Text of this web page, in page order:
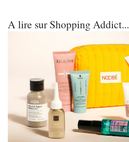
A lire sur Shopping Addict...